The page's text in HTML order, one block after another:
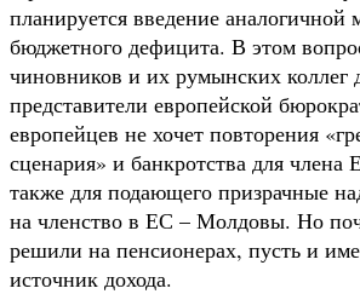
планируется введение
бюджетного дефицита. В этом
чиновников и их румынских коллег
представители европейской
европейцев не хочет повторения
сценария» и банкротства для
также для подающего призрачные
на членство в ЕС – Молдовы. Но
решили на пенсионерах, пусть и
источник дохода.